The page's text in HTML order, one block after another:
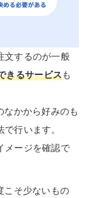
文するのが一般
きるサービスも
なかから好みのも
行います。
メージを確認で
こそ少ないもの